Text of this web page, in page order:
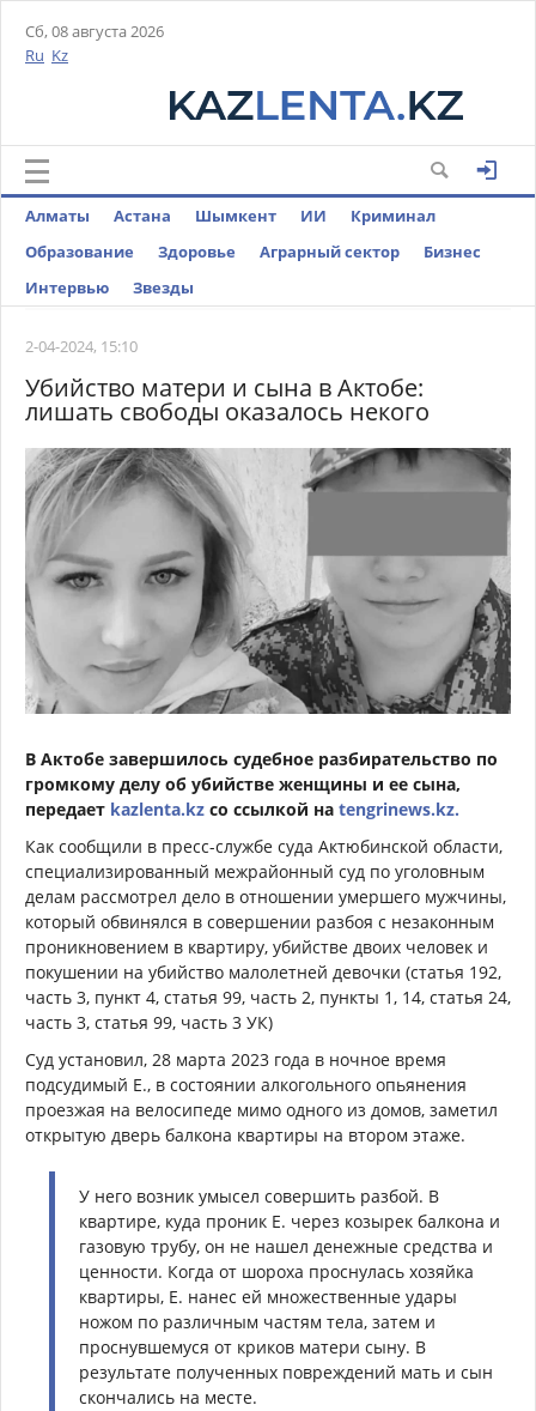
Сб, 08 августа 2026
Ru Kz
Алматы Астана Шымкент ИИ
Криминал
Образование
Здоровье Аграрный сектор
Бизнес
Интервью
Звезды
2-04-2024, 15:10
Убийство матери и сына в Актобе:
лишать свободы оказалось некого
В Актобе завершилось судебное разбирательство по
громкому делу об убийстве женщины и ее сына,
передает kazlenta.kz со ссылкой на tengrinews.kz.
Как сообщили в пресс-службе суда Актюбинской области,
специализированный межрайонный суд по уголовным
делам рассмотрел дело в отношении умершего мужчины,
который обвинялся в совершении разбоя с незаконным
проникновением в квартиру, убийстве двоих человек и
покушении на убийство малолетней девочки (статья 192,
часть 3, пункт 4, статья 99, часть 2, пункты 1, 14, статья 24,
часть 3, статья 99, часть 3 УК)
Суд установил, 28 марта 2023 года в ночное время
подсудимый Е., в состоянии алкогольного опьянения
проезжая на велосипеде мимо одного из домов, заметил
открытую дверь балкона квартиры на втором этаже.
У него возник умысел совершить разбой. В
квартире, куда проник Е. через козырек балкона и
газовую трубу, он не нашел денежные средства и
ценности. Когда от шороха проснулась хозяйка
квартиры, Е. нанес ей множественные удары
ножом по различным частям тела, затем и
проснувшемуся от криков матери сыну. В
результате полученных повреждений мать и сын
скончались на месте.